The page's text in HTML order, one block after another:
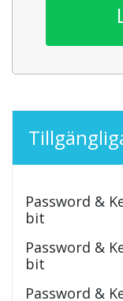
Password &
bit
Password &
bit
Password &